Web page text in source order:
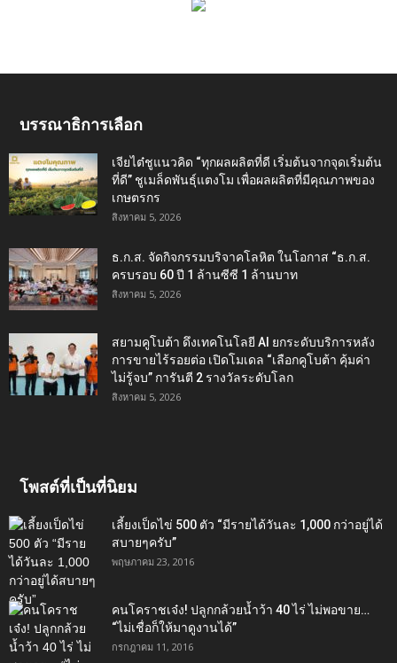
บรรณาธิการเลือก
เจียไต๋ชูแนวคิด “ทุกผลผลิตที่ดี เริ่มต้นจากจุดเริ่มต้น
ที่ดี” ชูเมล็ดพันธุ์แตงโม เพื่อผลผลิตที่มีคุณภาพของ
เกษตรกร
สิงหาคม 5, 2026
ธ.ก.ส. จัดกิจกรรมบริจาคโลหิต ในโอกาส “ธ.ก.ส.
ครบรอบ 60 ปี 1 ล้านซีซี 1 ล้านบาท
สิงหาคม 5, 2026
สยามคูโบต้า ดึงเทคโนโลยี AI ยกระดับบริการหลัง
การขายไร้รอยต่อ เปิดโมเดล “เลือกคูโบต้า คุ้มค่า
ไม่รู้จบ” การันตี 2 รางวัลระดับโลก
สิงหาคม 5, 2026
โพสต์ที่เป็นที่นิยม
เลี้ยงเป็ดไข่ 500 ตัว “มีรายได้วันละ 1,000 กว่าอยู่ได้
สบายๆครับ”
พฤษภาคม 23, 2016
คนโคราชเจ๋ง! ปลูกกล้วยน้ำว้า 40 ไร่ ไม่พอขาย…
“ไม่เชื่อก็ให้มาดูงานได้”‬
กรกฎาคม 11, 2016